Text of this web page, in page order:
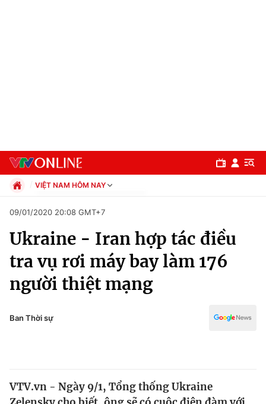
Chuyên mục
Chính trị
VIỆT NAM HÔM NAY
Xã hội
Pháp luật
Thể thao
Truyền hình
Văn hóa - Giải trí
Đời sống
09/01/2020 20:08 GMT+7
Ukraine - Iran hợp tác điều
tra vụ rơi máy bay làm 176
người thiệt mạng
Ban Thời sự
VTV.vn - Ngày 9/1, Tổng thống Ukraine